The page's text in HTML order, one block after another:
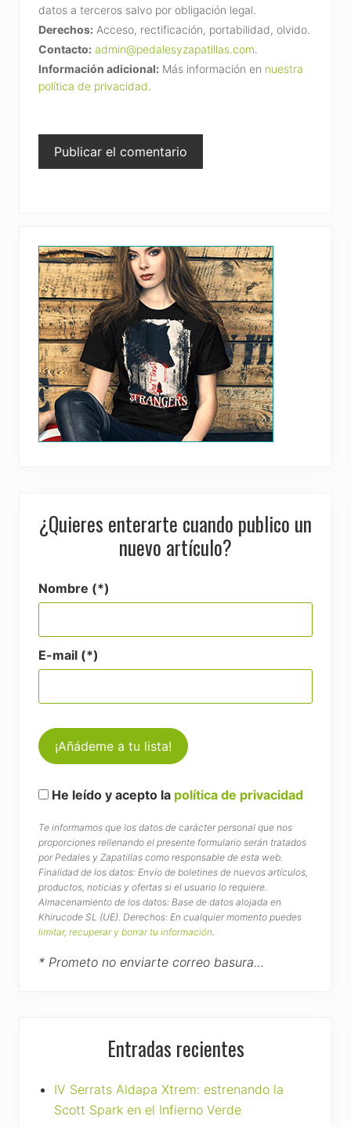
datos a terceros salvo por obligación legal.
Derechos: Acceso, rectificación, portabilidad, olvido.
Contacto: admin@pedalesyzapatillas.com.
Información adicional: Más información en nuestra
política de privacidad.
Primary
Sidebar
¿Quieres enterarte cuando publico un
nuevo artículo?
Nombre (*)
E-mail (*)
He leído y acepto la política de privacidad
Te informamos que los datos de carácter personal que nos
proporciones rellenando el presente formulario serán tratados
por Pedales y Zapatillas como responsable de esta web.
Finalidad de los datos: Envío de boletines de nuevos artículos,
productos, noticias y ofertas si el usuario lo requiere.
Almacenamiento de los datos: Base de datos alojada en
Khirucode SL (UE). Derechos: En cualquier momento puedes
limitar, recuperar y borrar tu información
* Prometo no enviarte correo basura…
Entradas recientes
IV Serrats Aldapa Xtrem: estrenando la
Scott Spark en el Infierno Verde